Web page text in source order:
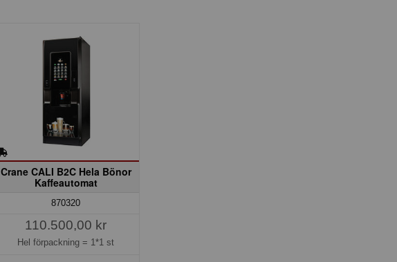
Crane CALI B2C Hela Bönor
Kaffeautomat
870320
110.500,00 kr
Hel förpackning = 1*1 st